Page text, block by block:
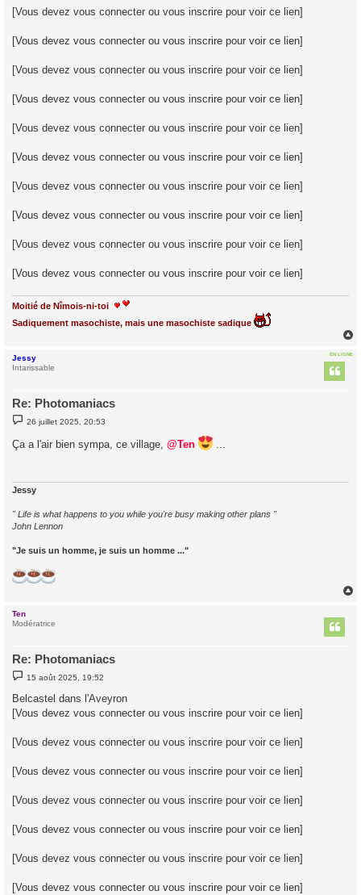
[Vous devez vous connecter ou vous inscrire pour voir ce lien]
[Vous devez vous connecter ou vous inscrire pour voir ce lien]
[Vous devez vous connecter ou vous inscrire pour voir ce lien]
[Vous devez vous connecter ou vous inscrire pour voir ce lien]
[Vous devez vous connecter ou vous inscrire pour voir ce lien]
[Vous devez vous connecter ou vous inscrire pour voir ce lien]
[Vous devez vous connecter ou vous inscrire pour voir ce lien]
[Vous devez vous connecter ou vous inscrire pour voir ce lien]
[Vous devez vous connecter ou vous inscrire pour voir ce lien]
[Vous devez vous connecter ou vous inscrire pour voir ce lien]
Moitié de Nîmois-ni-toi
Sadiquement masochiste, mais une masochiste sadique
EN LIGNE
Jessy
Intarissable
Re: Photomaniacs
M
e
s
26 juillet 2025, 20:53
Ça a l'air bien sympa, ce village, @Ten ...
Jessy
" Life is what happens to you while you're busy making other plans "
John Lennon
"Je suis un homme, je suis un homme ..."
Ten
Modératrice
Re: Photomaniacs
M
s
s
a
15 août 2025, 19:52
Belcastel dans l'Aveyron
[Vous devez vous connecter ou vous inscrire pour voir ce lien]
[Vous devez vous connecter ou vous inscrire pour voir ce lien]
[Vous devez vous connecter ou vous inscrire pour voir ce lien]
[Vous devez vous connecter ou vous inscrire pour voir ce lien]
[Vous devez vous connecter ou vous inscrire pour voir ce lien]
[Vous devez vous connecter ou vous inscrire pour voir ce lien]
[Vous devez vous connecter ou vous inscrire pour voir ce lien]